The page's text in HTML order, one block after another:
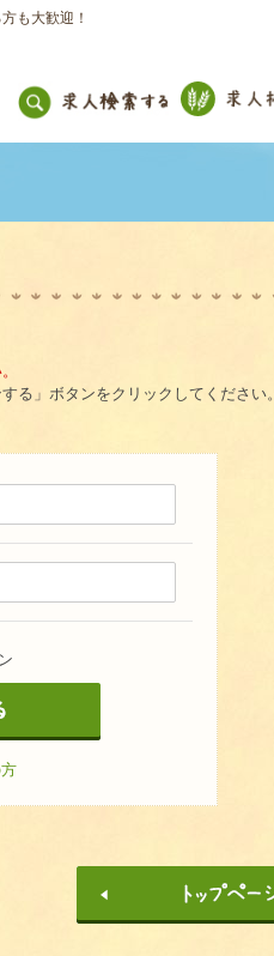
も大歓迎！
る」ボタンをクリックしてください。